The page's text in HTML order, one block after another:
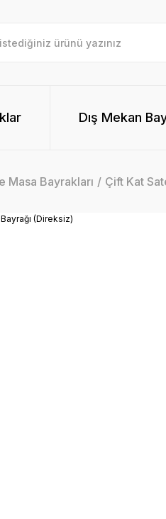
Dış Mekan
Masa Bayrakları Çift Kat